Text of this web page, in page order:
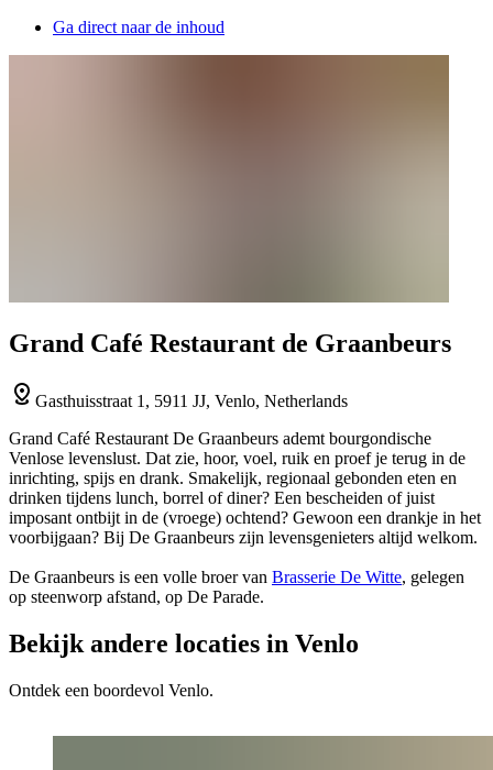
Ga direct naar de inhoud
Grand Café Restaurant de Graanbeurs
Gasthuisstraat 1, 5911 JJ, Venlo, Netherlands
Grand Café Restaurant De Graanbeurs ademt bourgondische
Venlose levenslust. Dat zie, hoor, voel, ruik en proef je terug in de
inrichting, spijs en drank. Smakelijk, regionaal gebonden eten en
drinken tijdens lunch, borrel of diner? Een bescheiden of juist
imposant ontbijt in de (vroege) ochtend? Gewoon een drankje in het
voorbijgaan? Bij De Graanbeurs zijn levensgenieters altijd welkom.
De Graanbeurs is een volle broer van Brasserie De Witte, gelegen
op steenworp afstand, op De Parade.
Bekijk andere locaties in Venlo
Ontdek een boordevol Venlo.